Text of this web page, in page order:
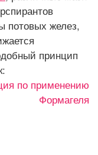
потовых желез,
принцип